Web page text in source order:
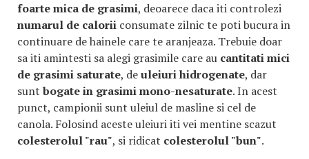
foarte mica de grasimi, deoarece daca iti controlezi
numarul de calorii consumate zilnic te poti bucura in
continuare de hainele care te aranjeaza. Trebuie doar
sa iti amintesti sa alegi grasimile care au cantitati mici
de grasimi saturate, deuleiuri hidrogenate, dar
sunt bogate in grasimi mono-nesaturate. In acest
punct, campionii sunt uleiul de masline si cel de
canola. Folosind aceste uleiuri iti vei mentine scazut
colesterolul "rau", si ridicat colesterolul "bun".